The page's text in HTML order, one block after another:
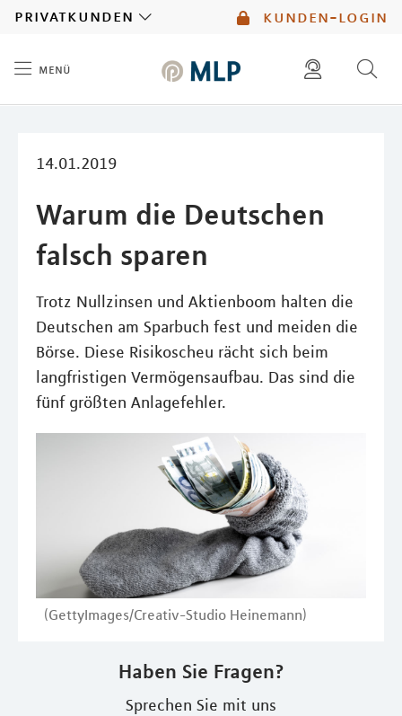
kunden-login
privatkunden
menü
14.01.2019
Warum die Deutschen
falsch sparen
Trotz Nullzinsen und Aktienboom halten die
Deutschen am Sparbuch fest und meiden die
Börse. Diese Risikoscheu rächt sich beim
langfristigen Vermögensaufbau. Das sind die
fünf größten Anlagefehler.
(GettyImages/Creativ-Studio Heinemann)
Haben Sie Fragen?
Sprechen Sie mit uns